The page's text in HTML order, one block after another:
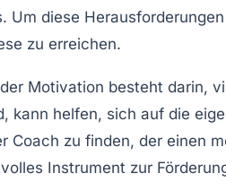
Um diese
zu erreichen.
Motivation besteht darin,
kann helfen, sich auf die
Coach zu finden, der einen
Instrument zur